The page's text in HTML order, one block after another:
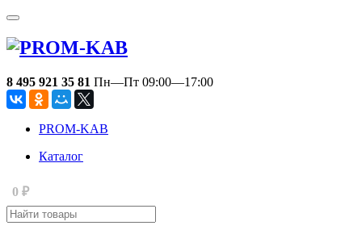
8 495 921 35 81 Пн—Пт 09:00—17:00
PROM-KAB
Каталог
0 ₽